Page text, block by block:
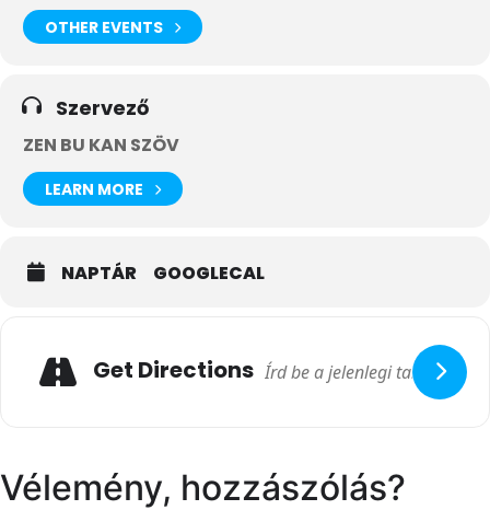
OTHER EVENTS
Szervező
ZEN BU KAN SZÖV
LEARN MORE
NAPTÁR GOOGLECAL
Get Directions
Vélemény, hozzászólás?